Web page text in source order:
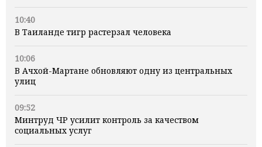
10:40
В Таиланде тигр растерзал человека
10:06
В Ачхой-Мартане обновляют одну из центральных
улиц
09:52
Минтруд ЧР усилит контроль за качеством
социальных услуг